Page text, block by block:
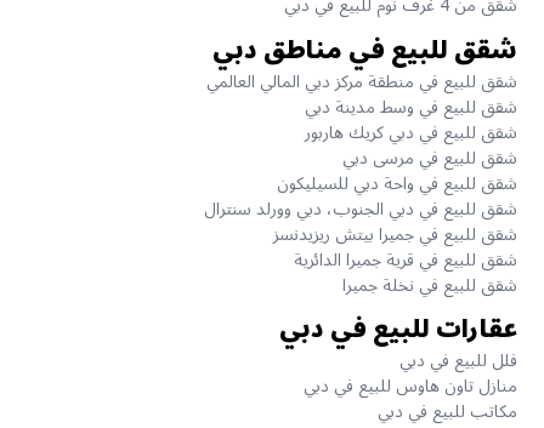
شقق للبيع في مناطق دبي
شقق للبيع في منطقة مركز دبي المالي العالمي
شقق للبيع في وسط مدينة دبي
شقق للبيع في دبي كريك هاربور
شقق للبيع في مرسى دبي
شقق للبيع في واحة دبي للسيليكون
شقق للبيع في دبي الجنوب، دبي وورلد سنترال
شقق للبيع في جميرا بيتش ريزيدنسز
شقق للبيع في قرية جميرا الدائرية
شقق للبيع في نخلة جميرا
عقارات للبيع في دبي
فلل للبيع في دبي
منازل تاون هاوس للبيع في دبي
مكاتب للبيع في دبي